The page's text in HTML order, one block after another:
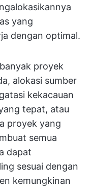
yang
dengan optimal.
proyek
alokasi sumber
kekacauan
tepat, atau
proyek yang
semua
dapat
sesuai dengan
kemungkinan